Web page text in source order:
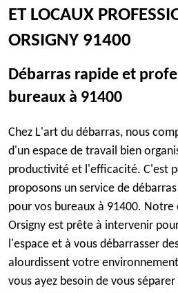
ET LOCAUX
ORSIGNY 91400
Débarras rapide et
bureaux à 91400
Chez L'art du débarras, nous
d'un espace de travail bien
productivité et l'efficacité. C'est
proposons un service de
pour vos bureaux à 91400.
Orsigny est prête à intervenir
l'espace et à vous débarrasser
alourdissent votre
vous ayez besoin de vous